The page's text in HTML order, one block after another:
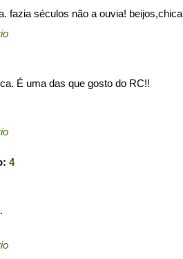
fazia séculos não a ouvia! beijos,chica
É uma das que gosto do RC!!
4